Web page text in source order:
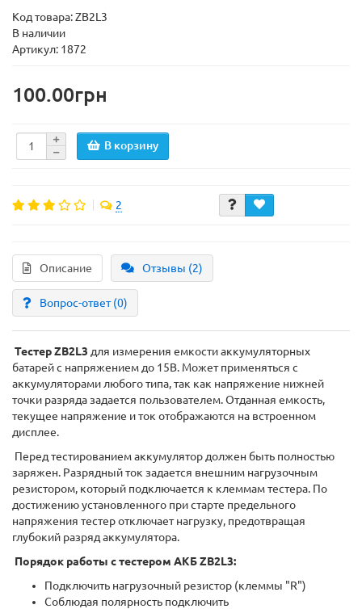
Код товара:ZB2L3
В наличии
Артикул: 1872
100.00грн
В корзину
2
Описание Отзывы (2)
Вопрос-ответ(0)
Тестер ZB2L3 для измерения емкости аккумуляторных
батарей с напряжением до 15В. Может применяться с
аккумуляторами любого типа, так как напряжение нижней
точки разряда задается пользователем. Отданная емкость,
текущее напряжение и ток отображаются на встроенном
дисплее.
Перед тестированием аккумулятор должен быть полностью
заряжен. Разрядный ток задается внешним нагрузочным
резистором, который подключается к клеммам тестера. По
достижению установленного при старте предельного
напряжения тестер отключает нагрузку, предотвращая
глубокий разряд аккумулятора.
Порядок работы с тестером АКБ ZB2L3:
Подключить нагрузочный резистор (клеммы "R")
Соблюдая полярность подключить